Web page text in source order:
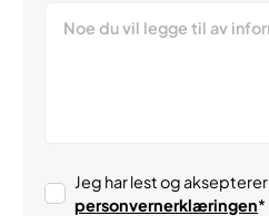
Jeg har lest og aksepterer
personvernerklæringen*